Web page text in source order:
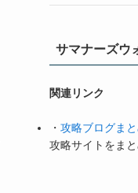
サマナーズウ
関連リンク
・ 攻略ブログま
攻略サイトをま